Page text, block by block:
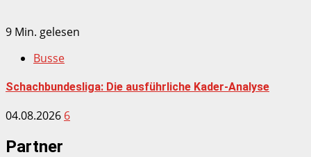
9 Min. gelesen
Busse
Schachbundesliga: Die ausführliche Kader-Analyse
04.08.2026 6
Partner